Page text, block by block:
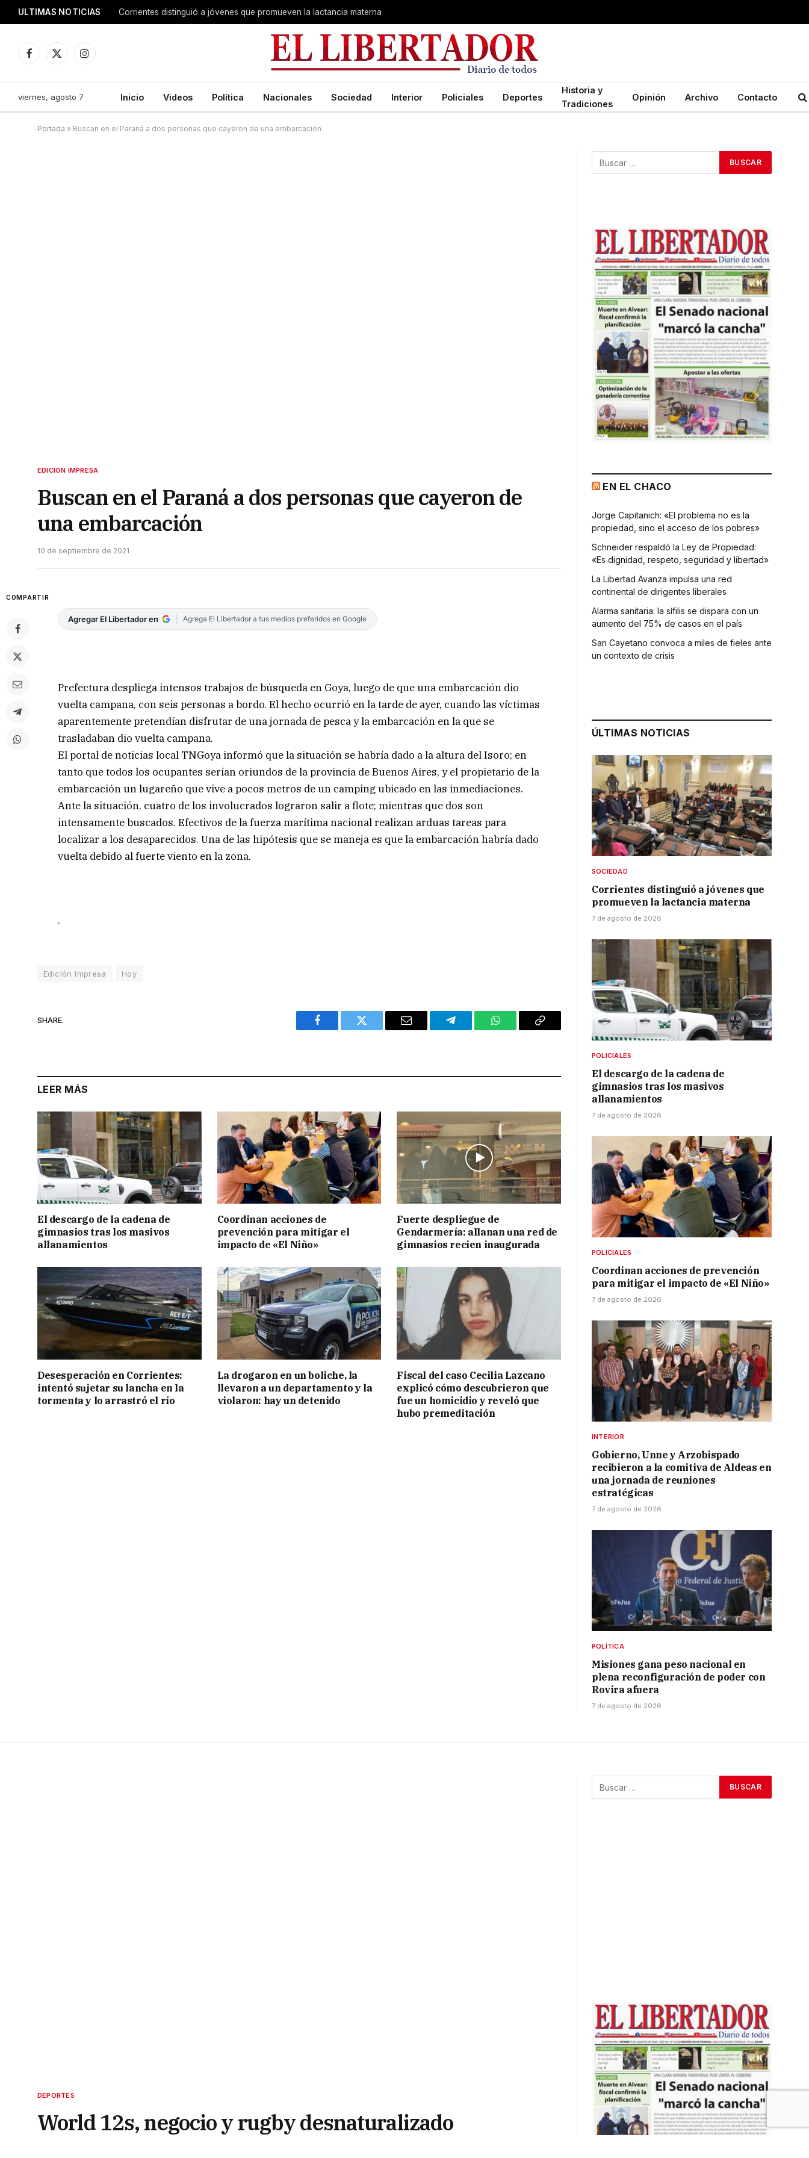
ULTIMAS NOTICIAS Corrientes distinguió a jóvenes que promueven la lactancia materna
Facebook
X
Instagram
viernes, agosto 7 Inicio Videos Política Nacionales Sociedad Interior Policiales Deportes
Historia y
Tradiciones
Opinión Archivo Contacto
Portada » Buscan en el Paraná a dos personas que cayeron de una embarcación
EDICIÓN IMPRESA
Buscan en el Paraná a dos personas que cayeron de
una embarcación
10 de septiembre de 2021
COMPARTIR
Agregar El Libertador en Agrega El Libertador a tus medios preferidos en Google
Prefectura despliega intensos trabajos de búsqueda en Goya, luego de que una embarcación dio
vuelta campana, con seis personas a bordo. El hecho ocurrió en la tarde de ayer, cuando las víctimas
aparentemente pretendían disfrutar de una jornada de pesca y la embarcación en la que se
trasladaban dio vuelta campana.
El portal de noticias local TNGoya informó que la situación se habría dado a la altura del Isoro; en
tanto que todos los ocupantes serían oriundos de la provincia de Buenos Aires, y el propietario de la
embarcación un lugareño que vive a pocos metros de un camping ubicado en las inmediaciones.
Ante la situación, cuatro de los involucrados lograron salir a flote; mientras que dos son
intensamente buscados. Efectivos de la fuerza marítima nacional realizan arduas tareas para
localizar a los desaparecidos. Una de las hipótesis que se maneja es que la embarcación habría dado
vuelta debido al fuerte viento en la zona.
.
Edición Impresa Hoy
SHARE.
Facebook Twitter Email Telegram WhatsAppCopy
LEER MÁS
El descargo de la cadena de
gimnasios tras los masivos
allanamientos
Coordinan acciones de
prevención para mitigar el
impacto de «El Niño»
Fuerte despliegue de
Gendarmería: allanan una red de
gimnasios recien inaugurada
Desesperación en Corrientes:
intentó sujetar su lancha en la
tormenta y lo arrastró el río
La drogaron en un boliche, la
llevaron a un departamento y la
violaron: hay un detenido
Fiscal del caso Cecilia Lazcano
explicó cómo descubrieron que
fue un homicidio y reveló que
hubo premeditación
EN EL CHACO
Jorge Capitanich: «El problema no es la
propiedad, sino el acceso de los pobres»
Schneider respaldó la Ley de Propiedad:
«Es dignidad, respeto, seguridad y libertad»
La Libertad Avanza impulsa una red
continental de dirigentes liberales
Alarma sanitaria: la sífilis se dispara con un
aumento del 75% de casos en el país
San Cayetano convoca a miles de fieles ante
un contexto de crisis
ÚLTIMAS NOTICIAS
SOCIEDAD
Corrientes distinguió a jóvenes que
promueven la lactancia materna
7 de agosto de 2026
POLICIALES
El descargo de la cadena de
gimnasios tras los masivos
allanamientos
7 de agosto de 2026
POLICIALES
Coordinan acciones de prevención
para mitigar el impacto de «El Niño»
7 de agosto de 2026
INTERIOR
Gobierno, Unne y Arzobispado
recibieron a la comitiva de Aldeas en
una jornada de reuniones
estratégicas
7 de agosto de 2026
POLÍTICA
Misiones gana peso nacional en
plena reconfiguración de poder con
Rovira afuera
7 de agosto de 2026
DEPORTES
World 12s, negocio y rugby desnaturalizado